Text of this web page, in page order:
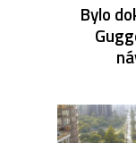
Bylo